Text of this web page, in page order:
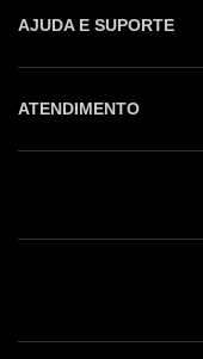
AJUDA E SUPORTE
ATENDIMENTO
Nossas Lojas